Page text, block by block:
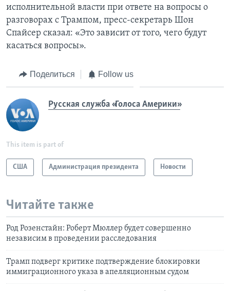
исполнительной власти при ответе на вопросы о
разговорах с Трампом, пресс-секретарь Шон
Спайсер сказал: «Это зависит от того, чего будут
касаться вопросы».
Поделиться Follow us
Русская служба «Голоса Америки»
This item is part of
США Администрация президента Новости
Читайте также
Род Розенстайн: Роберт Мюллер будет совершенно
независим в проведении расследования
Трамп подверг критике подтверждение блокировки
иммиграционного указа в апелляционным судом